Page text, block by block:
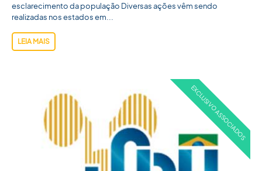
esclarecimento da população Diversas ações vêm sendo
realizadas nos estados em...
LEIA MAIS